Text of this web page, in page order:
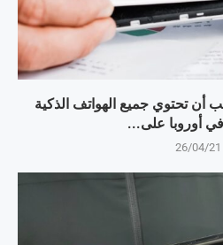
من عام 2027، يجب أن تحتوي جميع الهواتف الذكية
في أوروبا على...
26/04/21